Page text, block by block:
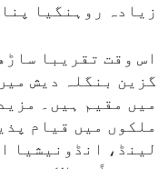
زیادہ روہنگیا
اس وقت تقریبا
گزین بنگلہ دیش
میں مقیم ہیں۔
ملکوں میں قیام
لینڈ، انڈونیشیا